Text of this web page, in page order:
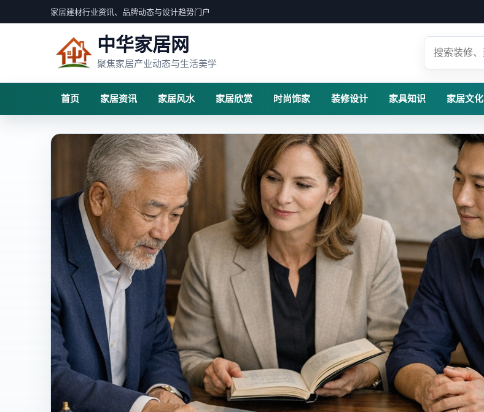
家居建材行业资讯、品牌动态与设计趋势门户
中华家居网
聚焦家居产业动态与生活美学
首页 家居资讯 家居风水 家居欣赏 时尚饰家 装修设计 家具知识 家居文化